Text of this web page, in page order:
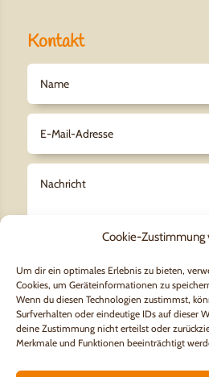
Cookie-Zustimmung
Um dir ein optimales Erlebnis zu bieten,
Cookies, um Geräteinformationen zu
Wenn du diesen Technologien zustimmst,
Surfverhalten oder eindeutige IDs auf dieser
deine Zustimmung nicht erteilst oder
Merkmale und Funktionen beeinträchtigt
Kontakt
Datenschutz
Es gilt unsereDatenschutzerklärung.